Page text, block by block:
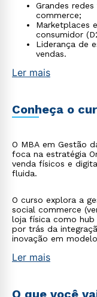
Grandes
commerce;
Marketplaces
consumidor
Liderança de
vendas.
Ler mais
Conheça o
O MBA em Gestão
foca na estratégia
venda físicos e
fluida.
O curso explora a
social commerce
loja física como hub
por trás da
inovação em
Ler mais
O que você